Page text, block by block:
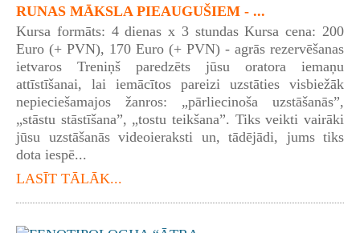
RUNAS MĀKSLA PIEAUGUŠIEM - ...
Kursa formāts: 4 dienas x 3 stundas Kursa cena: 200
Euro (+ PVN), 170 Euro (+ PVN) - agrās rezervēšanas
ietvaros Treniņš paredzēts jūsu oratora iemaņu
attīstīšanai, lai iemācītos pareizi uzstāties visbiežāk
nepieciešamajos žanros: „pārliecinoša uzstāšanās”,
„stāstu stāstīšana”, „tostu teikšana”. Tiks veikti vairāki
jūsu uzstāšanās videoieraksti un, tādējādi, jums tiks
dota iespē...
LASĪT TĀLĀK...